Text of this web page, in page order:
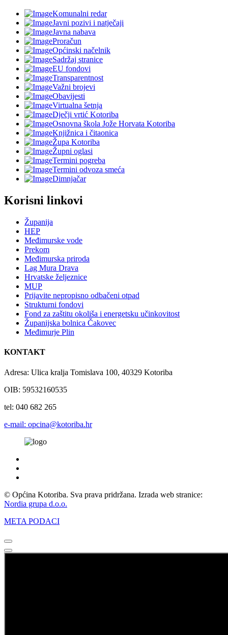
Komunalni redar
Javni pozivi i natječaji
Javna nabava
Proračun
Općinski načelnik
Sadržaj stranice
EU fondovi
Transparentnost
Važni brojevi
Obavijesti
Virtualna šetnja
Dječji vrtić Kotoriba
Osnovna škola Jože Horvata Kotoriba
Knjižnica i čitaonica
Župa Kotoriba
Župni oglasi
Termini pogreba
Termini odvoza smeća
Dimnjačar
Korisni linkovi
Županija
HEP
Međimurske vode
Prekom
Međimurska priroda
Lag Mura Drava
Hrvatske željeznice
MUP
Prijavite nepropisno odbačeni otpad
Strukturni fondovi
Fond za zaštitu okoliša i energetsku učinkovitost
Županijska bolnica Čakovec
Međimurje Plin
KONTAKT
Adresa: Ulica kralja Tomislava 100, 40329 Kotoriba
OIB: 59532160535
tel: 040 682 265
e-mail: opcina@kotoriba.hr
© Općina Kotoriba. Sva prava pridržana. Izrada web stranice:
Nordia grupa d.o.o.
META PODACI